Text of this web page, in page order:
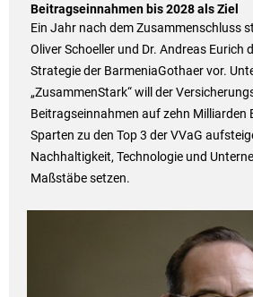
Beitragseinnahmen bis 2028 als Ziel
Ein Jahr nach dem Zusammenschluss
Oliver Schoeller und Dr. Andreas Eurich
Strategie der BarmeniaGothaer vor.
„ZusammenStark“ will der
Beitragseinnahmen auf zehn Milliarden
Sparten zu den Top 3 der VVaG
Nachhaltigkeit, Technologie und
Maßstäbe setzen.